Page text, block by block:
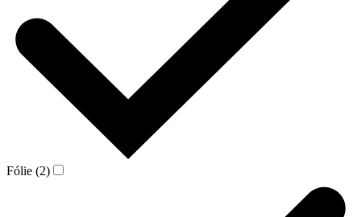
Fólie (2)